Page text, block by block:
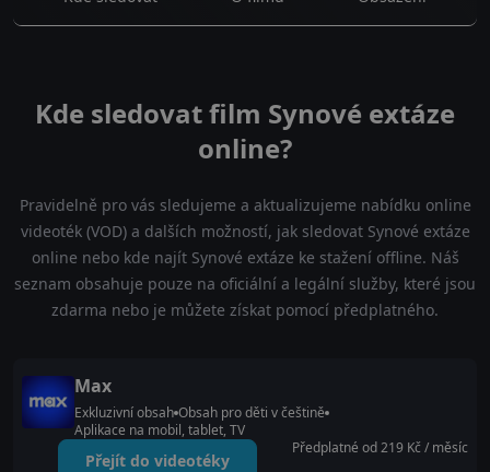
Kde sledovat film Synové extáze
online?
Pravidelně pro vás sledujeme a aktualizujeme nabídku online
videoték (VOD) a dalších možností, jak sledovat Synové extáze
online nebo kde najít Synové extáze ke stažení offline. Náš
seznam obsahuje pouze na oficiální a legální služby, které jsou
zdarma nebo je můžete získat pomocí předplatného.
Max
Exkluzivní obsah Obsah pro děti v češtině
Aplikace na mobil, tablet, TV
Přejít do videotéky
Předplatné od 219 Kč / měsíc